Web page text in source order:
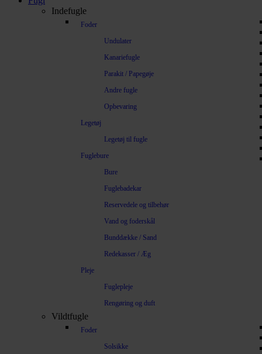
Indefugle
Foder
Undulater
Kanariefugle
Parakit / Papegøje
Andre fugle
Opbevaring
Legetøj
Legetøj til fugle
Fuglebure
Bure
Fuglebadekar
Reservedele og tilbehør
Vand og foderskål
Bunddække / Sand
Redekasser / Æg
Pleje
Fuglepleje
Rengøring og duft
Vildtfugle
Foder
Solsikke